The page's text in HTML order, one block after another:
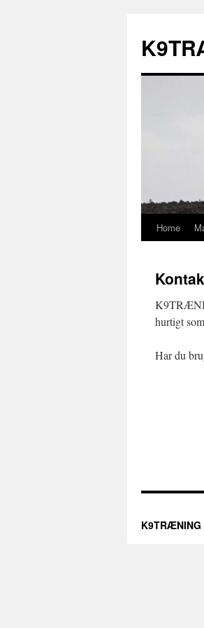
Hop
indhold
Home
hurtigt
Har du
K9TRÆNING